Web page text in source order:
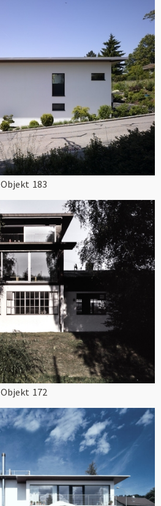
Objekt 183
Objekt 172